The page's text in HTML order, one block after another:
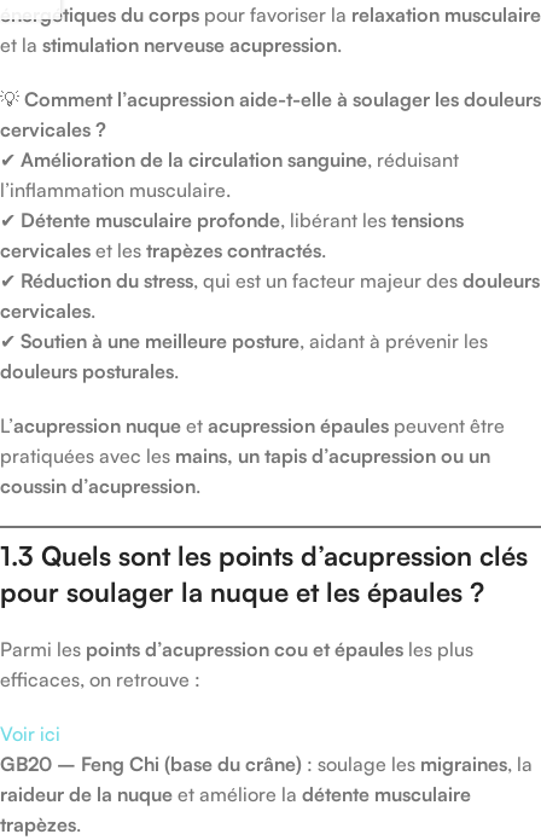
énergétiques du corps pour favoriser la relaxation musculaire
et la stimulation nerveuse acupression.
💡 Comment l’acupression aide-t-elle à soulager les douleurs
cervicales ?
✔ Amélioration de la circulation sanguine, réduisant
l’inflammation musculaire.
✔ Détente musculaire profonde, libérant les tensions
cervicales et les trapèzes contractés.
✔ Réduction du stress, qui est un facteur majeur des douleurs
cervicales.
✔ Soutien à une meilleure posture, aidant à prévenir les
douleurs posturales.
L’acupression nuque et acupression épaules peuvent être
pratiquées avec les mains, un tapis d’acupression ou un
coussin d’acupression.
1.3 Quels sont les points d’acupression clés
pour soulager la nuque et les épaules ?
Parmi les points d’acupression cou et épaules les plus
efficaces, on retrouve :
Voir ici
GB20 – Feng Chi (base du crâne) : soulage les migraines, la
raideur de la nuque et améliore la détente musculaire
trapèzes.